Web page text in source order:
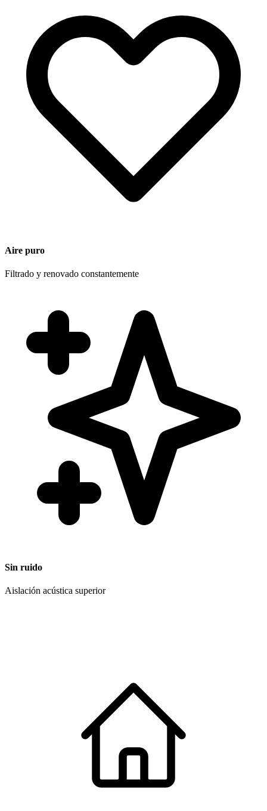
Aire puro
Filtrado y renovado constantemente
Sin ruido
Aislación acústica superior